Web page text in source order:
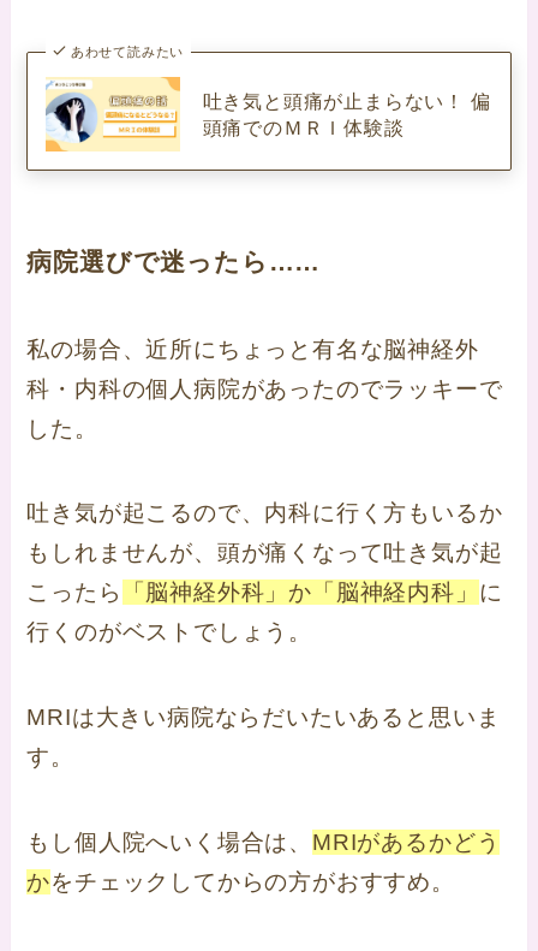
あわせて読みたい
吐き気と頭痛が止まらない！ 偏
頭痛でのＭＲＩ体験談
病院選びで迷ったら……
私の場合、近所にちょっと有名な脳神経外
科・内科の個人病院があったのでラッキーで
した。
吐き気が起こるので、内科に行く方もいるか
もしれませんが、頭が痛くなって吐き気が起
こったら
「脳神経外科」か「脳神経内科」 に
行くのがベストでしょう。
MRIは大きい病院ならだいたいあると思いま
す。
もし個人院へいく場合は、 MRIがあるかどう
かをチェックしてからの方がおすすめ。